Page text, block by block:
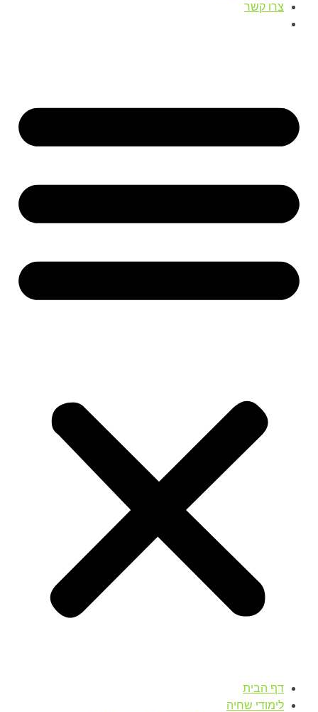
צרו קשר
דף הבית
לימודי שחיה